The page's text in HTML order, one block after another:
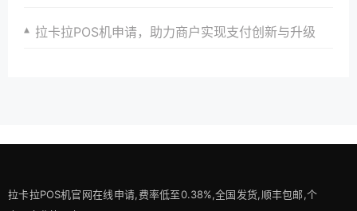
拉卡拉POS机申请，助力商户实现支付创新与升级
拉卡拉POS机官网在线申请,费率低至0.38%,全国发货,顺丰包邮,个